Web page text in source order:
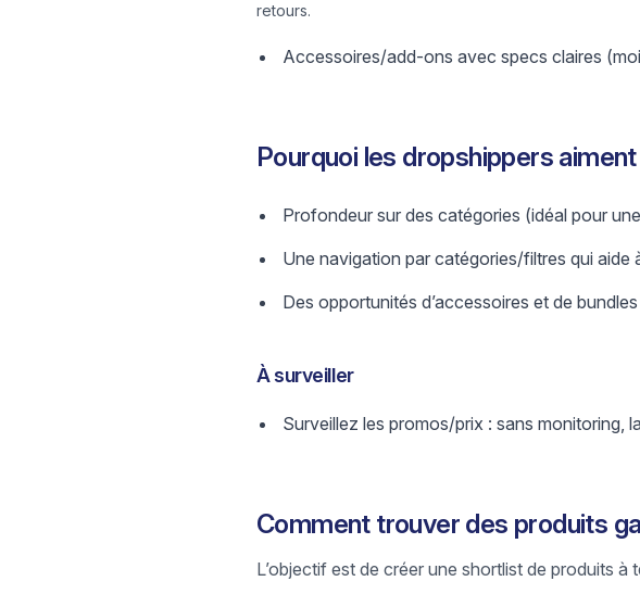
retours.
Accessoires/add-ons avec specs claires
Pourquoi les dropshippers
Profondeur sur des catégories (idéal pour
Une navigation par catégories/filtres qui aide
Des opportunités d’accessoires et de
À surveiller
Surveillez les promos/prix : sans monitoring,
Comment trouver des produits
L’objectif est de créer une shortlist de produits à